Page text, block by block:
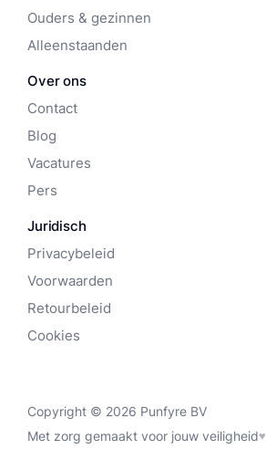
Ouders & gezinnen
Alleenstaanden
Over ons
Contact
Blog
Vacatures
Pers
Juridisch
Privacybeleid
Voorwaarden
Retourbeleid
Cookies
Copyright © 2026 Punfyre BV
Met zorg gemaakt voor jouw veiligheid♥